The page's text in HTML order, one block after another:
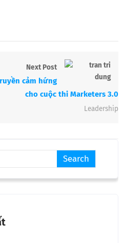
Next Post
cảm hứng
cho cuộc thi Marketers 3.0
Leadership